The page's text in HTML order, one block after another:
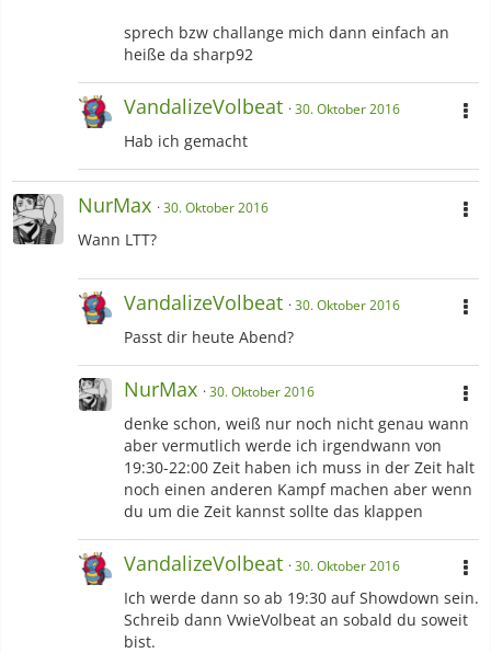
sprech bzw challange mich dann einfach an
heiße da sharp92
VandalizeVolbeat 30. Oktober 2016
Hab ich gemacht
NurMax 30. Oktober 2016
Wann LTT?
VandalizeVolbeat 30. Oktober 2016
Passt dir heute Abend?
NurMax 30. Oktober 2016
denke schon, weiß nur noch nicht genau wann
aber vermutlich werde ich irgendwann von
19:30-22:00 Zeit haben ich muss in der Zeit halt
noch einen anderen Kampf machen aber wenn
du um die Zeit kannst sollte das klappen
VandalizeVolbeat 30. Oktober 2016
Ich werde dann so ab 19:30 auf Showdown sein.
Schreib dann VwieVolbeat an sobald du soweit
bist.